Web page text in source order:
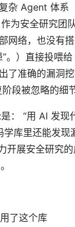
杂 Agent 体系
为安全研究团
网络，也没有
。）直接投喂
了准确的漏洞
段被忽略的细节
： “用 AI 发现
库里还能发
开展安全研究
了这个库